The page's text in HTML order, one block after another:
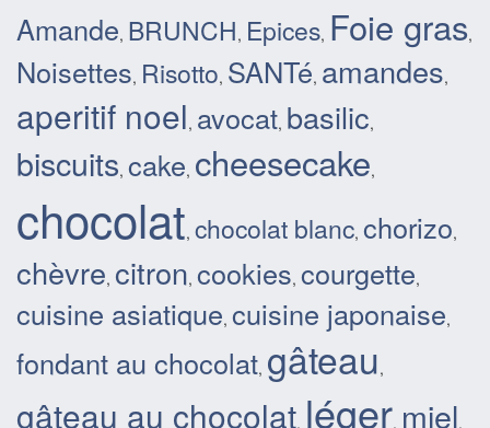
Amande, BRUNCH, Epices, Foie gras,
Noisettes, Risotto, SANTé, amandes,
aperitif noel, avocat, basilic,
biscuits, cake, cheesecake,
chocolat, chocolat blanc, chorizo,
chèvre, citron, cookies, courgette,
cuisine asiatique, cuisine japonaise,
fondant au chocolat, gâteau,
gâteau au chocolat, léger, miel,